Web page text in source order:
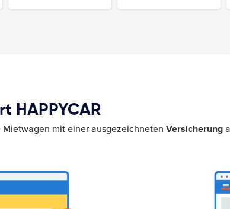
HAPPYCAR
mit einer ausgezeichneten Versicherung